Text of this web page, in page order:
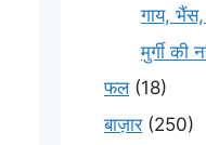
गाय,
मुर्गी की
फल(18)
बाज़ार(250)